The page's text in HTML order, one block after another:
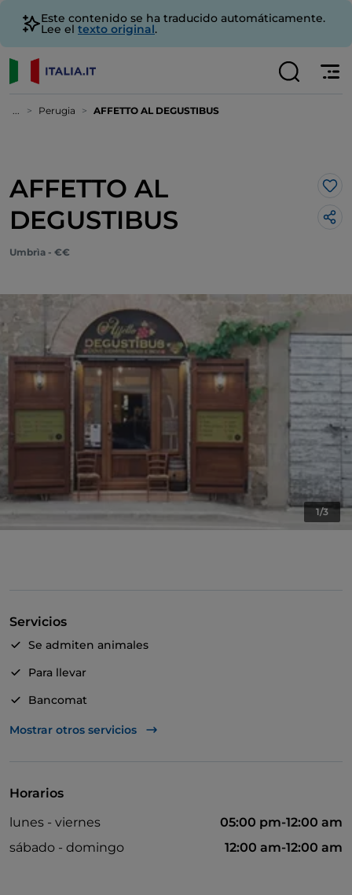
Este contenido se ha traducido automáticamente.
Lee el texto original.
... Perugia AFFETTO AL DEGUSTIBUS
AFFETTO AL
DEGUSTIBUS
Me
Umbrìa - €€
1/3
Servicios
Se admiten animales
Para llevar
Bancomat
Se habla alemán
Mostrar otros servicios
Horarios
lunes - viernes
05:00 pm-12:00 am
sábado - domingo
12:00 am-12:00 am